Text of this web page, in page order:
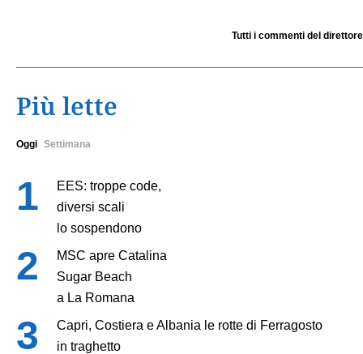
Tutti i commenti del direttore
Più lette
Oggi Settimana
EES: troppe code,
diversi scali
lo sospendono
MSC apre Catalina
Sugar Beach
a La Romana
Capri, Costiera e Albania le rotte di Ferragosto
in traghetto